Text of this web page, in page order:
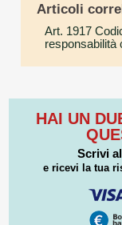
Articoli
Art. 1917
responsabilità
HAI UN
Scrivi
e ricevi la tua